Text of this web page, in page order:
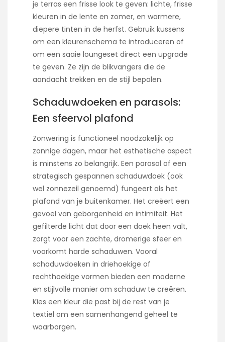
je terras een frisse look te geven: lichte, frisse
kleuren in de lente en zomer, en warmere,
diepere tinten in de herfst. Gebruik kussens
om een kleurenschema te introduceren of
om een saaie loungeset direct een upgrade
te geven. Ze zijn de blikvangers die de
aandacht trekken en de stijl bepalen.
Schaduwdoeken en parasols:
Een sfeervol plafond
Zonwering is functioneel noodzakelijk op
zonnige dagen, maar het esthetische aspect
is minstens zo belangrijk. Een parasol of een
strategisch gespannen schaduwdoek (ook
wel zonnezeil genoemd) fungeert als het
plafond van je buitenkamer. Het creëert een
gevoel van geborgenheid en intimiteit. Het
gefilterde licht dat door een doek heen valt,
zorgt voor een zachte, dromerige sfeer en
voorkomt harde schaduwen. Vooral
schaduwdoeken in driehoekige of
rechthoekige vormen bieden een moderne
en stijlvolle manier om schaduw te creëren.
Kies een kleur die past bij de rest van je
textiel om een samenhangend geheel te
waarborgen.